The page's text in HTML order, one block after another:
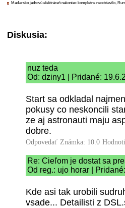
Maďarsko jadrovú elektráreň nakoniec kompletne neodstavilo,
Diskusia:
nuz teda
Od: dziny1 | Pridané:
Start sa odkladal
pokusy co neskoncili
ze aj astronauti maju
dobre.
Odpovedať Známka: 10.0
Re: Cieľom je dostat sa
Od reg.: ujo horar |
Kde asi tak urobili
vsade... Detailisti z